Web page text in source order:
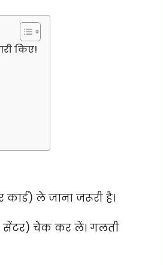
किए!
ले जाना जरूरी है।
सेंटर) चेक कर लें। गलती